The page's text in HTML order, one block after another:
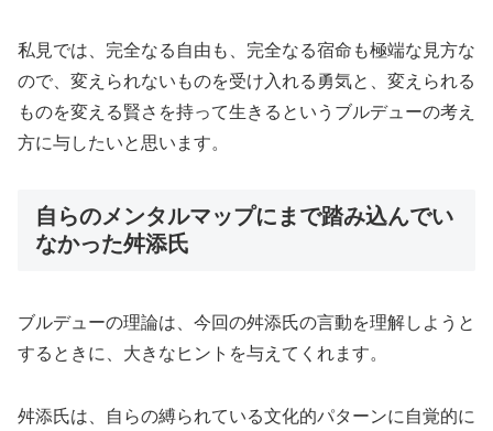
私見では、完全なる自由も、完全なる宿命も極端な見方な
ので、変えられないものを受け入れる勇気と、変えられる
ものを変える賢さを持って生きるというブルデューの考え
方に与したいと思います。
自らのメンタルマップにまで踏み込んでい
なかった舛添氏
ブルデューの理論は、今回の舛添氏の言動を理解しようと
するときに、大きなヒントを与えてくれます。
舛添氏は、自らの縛られている文化的パターンに自覚的に